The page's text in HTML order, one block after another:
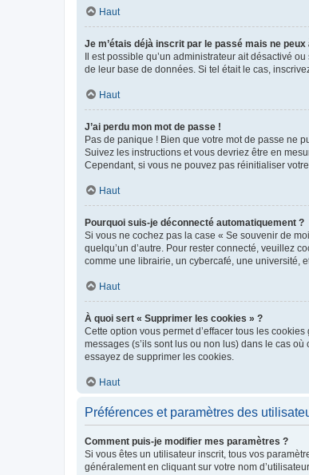
Haut
Je m’étais déjà inscrit par le passé mais ne
Il est possible qu’un administrateur ait désactivé
de leur base de données. Si tel était le cas,
Haut
J’ai perdu mon mot de passe !
Pas de panique ! Bien que votre mot de passe ne
Suivez les instructions et vous devriez être en
Cependant, si vous ne pouvez pas réinitialiser
Haut
Pourquoi suis-je déconnecté automatiquement ?
Si vous ne cochez pas la case « Se souvenir de
quelqu’un d’autre. Pour rester connecté, veuillez
comme une librairie, un cybercafé, une université,
Haut
À quoi sert « Supprimer les cookies » ?
Cette option vous permet d’effacer tous les
messages (s’ils sont lus ou non lus) dans le cas
essayez de supprimer les cookies.
Haut
Préférences et paramètres des
Comment puis-je modifier mes paramètres ?
Si vous êtes un utilisateur inscrit, tous vos
généralement en cliquant sur votre nom